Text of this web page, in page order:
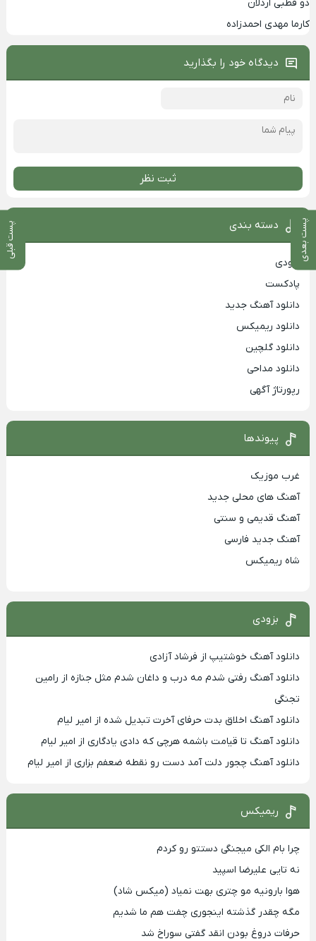
پست بعدی پست قبلی
دو قطبی اردلان
کارما مهدی احمدزاده
دیدگاه خود را بگذارید
ثبت نظر
دسته بندی
بزودی
پادکست
دانلود آهنگ جدید
دانلود ریمیکس
دانلود گلچین
دانلود مداحی
رپورتاژ آگهی
پیوندها
غرب موزیک
آهنگ های محلی جدید
آهنگ قدیمی و سنتی
آهنگ جدید فارسی
شاه ریمیکس
بزودی
دانلود آهنگ خوشتیپ از فرشاد آزادی
دانلود آهنگ رفتی شدم مه درب و داغان شدم مثل جنازه از رامین
تجنگی
دانلود آهنگ اخلاق بدت حرفای آخرت تبدیل شده از امیر لیام
دانلود آهنگ تا قیامت باشمه هرچی که دادی یادگاری از امیر لیام
دانلود آهنگ چجور دلت آمد دست رو نقطه ضعفم بزاری از امیر لیام
ریمیکس
چرا بام الکی میجنگی دستتو رو کردم
نه تایی علیرضا اسپید
هوا بارونیه مو چتری بهت نمیاد (میکس شاد)
مگه چقدر گذشته اینجوری چفت هم ما شدیم
حرفات دروغ بودن انقد گفتی سوراخ شد